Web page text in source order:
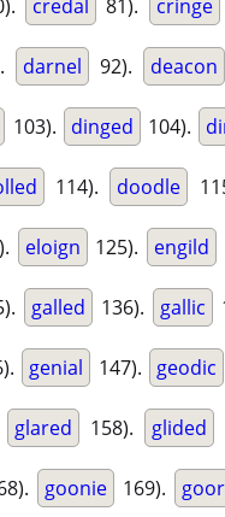
credal 81). cringe
darnel 92). deacon
103). dinged 104).
114). doodle
eloign 125). engild
galled 136). gallic
genial 147). geodic
glared 158). glided
goonie 169).